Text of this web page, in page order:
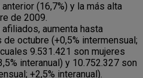
(16,7%) y la más alta
de 2009.
aumenta hasta
octubre (+0,5% intermensual;
9.531.421 son mujeres
interanual) y 10.752.327 son
+2,5% interanual).